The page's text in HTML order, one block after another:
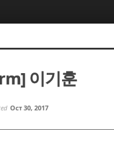
이기훈
Oct 30, 2017